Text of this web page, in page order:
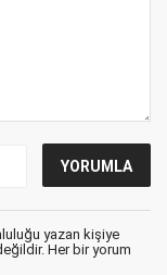
yazan kişiye
Her bir yorum